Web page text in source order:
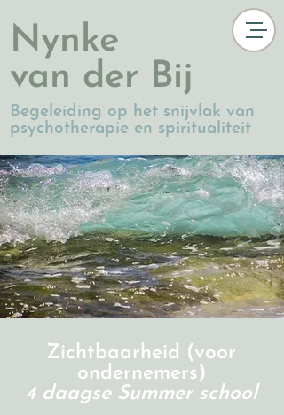
Nynke
van der Bij
Begeleiding op het snijvlak van
psychotherapie en spiritualiteit
Zichtbaarheid (voor
ondernemers)
4 daagse Summer school